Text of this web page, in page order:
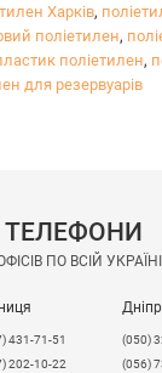
всі необхідні
0,97 г / м3.
і
Деякі марки ПЕ
зберігають свої
Харків,
поліетилен,
поліетилен,
для резервуарів
ТЕЛЕФОНИ
ПО ВСІЙ УКРАЇНІ
431-71-51
202-10-22
(050)
(056)